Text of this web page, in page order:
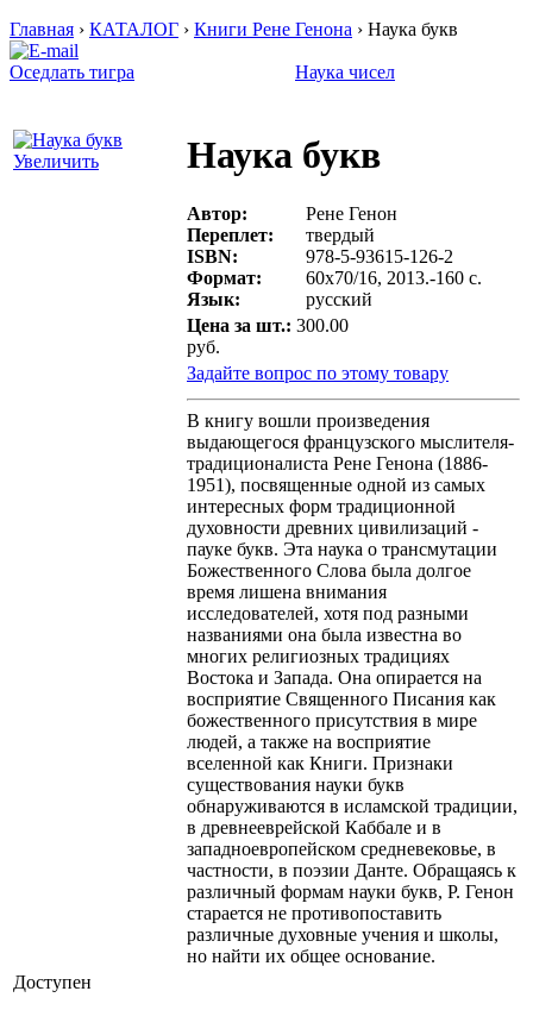
Главная › КАТАЛОГ › Книги Рене Генона › Наука букв
Оседлать тигра Наука чисел
Увеличить Наука букв
Автор:
Рене Генон
Переплет:
твердый
ISBN:
978-5-93615-126-2
Формат:
60х70/16, 2013.-160 с.
Язык:
русский
Цена за шт.: 300.00
руб.
Задайте вопрос по этому товару
В книгу вошли произведения
выдающегося французского мыслителя-
традиционалиста Рене Генона (1886-
1951), посвященные одной из самых
интересных форм традиционной
духовности древних цивилизаций -
пауке букв. Эта наука о трансмутации
Божественного Слова была долгое
время лишена внимания
исследователей, хотя под разными
названиями она была известна во
многих религиозных традициях
Востока и Запада. Она опирается на
восприятие Священного Писания как
божественного присутствия в мире
людей, а также на восприятие
вселенной как Книги. Признаки
существования науки букв
обнаруживаются в исламской традиции,
в древнееврейской Каббале и в
западноевропейском средневековье, в
частности, в поэзии Данте. Обращаясь к
различный формам науки букв, Р. Генон
старается не противопоставить
различные духовные учения и школы,
но найти их общее основание.
Доступен